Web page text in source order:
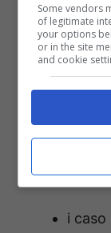
Dichiarazione
funziona -
Per quanto
delle
termini
temporale
i caso
Some vendors
of legitimate
your options
or in the site
and cookie